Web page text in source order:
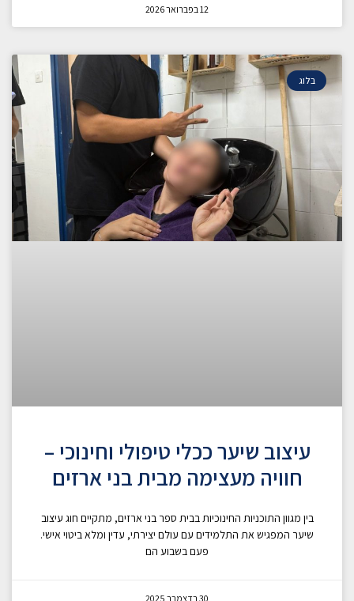
12 בפברואר 2026
בלוג
עיצוב שיער ככלי טיפולי וחינוכי –
חוויה מעצימה מבית בני ארזים
בין מגוון התוכניות החינוכיות בבית ספר בני ארזים, מתקיים חוג עיצוב
שיער המפגיש את התלמידים עם עולם יצירתי, עדין ומלא ביטוי אישי.
פעם בשבוע הם
30 בדצמבר 2025